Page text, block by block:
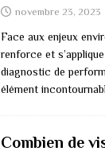
novembre 23, 2023
Face aux enjeux
renforce et
diagnostic de
élément
Combien de